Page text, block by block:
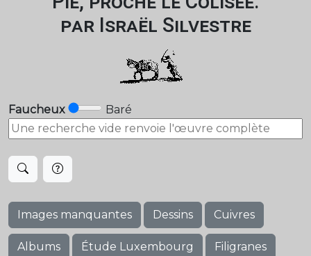
par Israël Silvestre
Faucheux Baré
Images manquantes Dessins Cuivres
Albums Étude Luxembourg Filigranes